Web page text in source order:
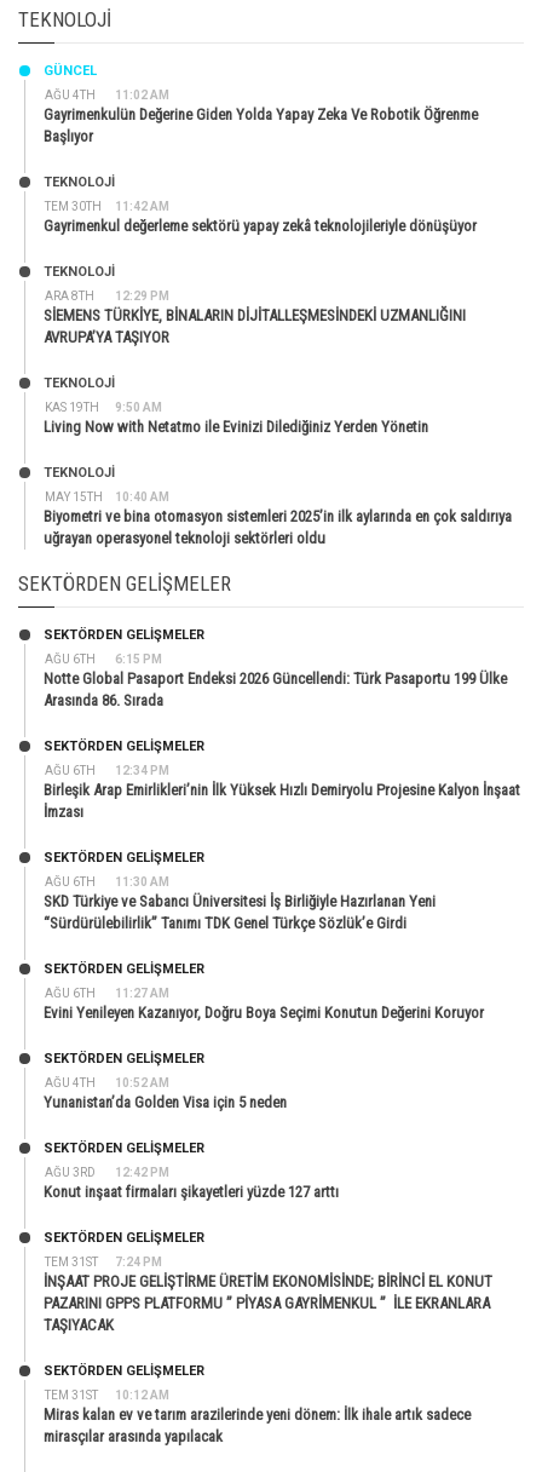
TEKNOLOJI
AĞU 4TH 11:02 AM
GÜNCEL
Gayrimenkulün Değerine Giden Yolda Yapay Zeka Ve Robotik Öğrenme
Başlıyor
TEM 30TH 11:42 AM
TEKNOLOJİ
Gayrimenkul değerleme sektörü yapay zekâ teknolojileriyle dönüşüyor
ARA 8TH 12:29 PM
TEKNOLOJİ
SİEMENS TÜRKİYE, BİNALARIN DİJİTALLEŞMESİNDEKİ UZMANLIĞINI
AVRUPA’YA TAŞIYOR
KAS 19TH 9:50 AM
TEKNOLOJİ
Living Now with Netatmo ile Evinizi Dilediğiniz Yerden Yönetin
MAY 15TH 10:40 AM
TEKNOLOJİ
Biyometri ve bina otomasyon sistemleri 2025’in ilk aylarında en çok saldırıya
uğrayan operasyonel teknoloji sektörleri oldu
SEKTÖRDEN GELIŞMELER
AĞU 6TH 6:15 PM
SEKTÖRDEN GELIŞMELER
Notte Global Pasaport Endeksi 2026 Güncellendi: Türk Pasaportu 199 Ülke
Arasında 86. Sırada
AĞU 6TH 12:34 PM
SEKTÖRDEN GELIŞMELER
Birleşik Arap Emirlikleri’nin İlk Yüksek Hızlı Demiryolu Projesine Kalyon İnşaat
İmzası
AĞU 6TH 11:30 AM
SEKTÖRDEN GELIŞMELER
SKD Türkiye ve Sabancı Üniversitesi İş Birliğiyle Hazırlanan Yeni
“Sürdürülebilirlik” Tanımı TDK Genel Türkçe Sözlük’e Girdi
AĞU 6TH 11:27 AM
SEKTÖRDEN GELIŞMELER
Evini Yenileyen Kazanıyor, Doğru Boya Seçimi Konutun Değerini Koruyor
AĞU 4TH 10:52 AM
SEKTÖRDEN GELIŞMELER
Yunanistan’da Golden Visa için 5 neden
AĞU 3RD 12:42 PM
SEKTÖRDEN GELIŞMELER
Konut inşaat firmaları şikayetleri yüzde 127 arttı
TEM 31ST 7:24 PM
SEKTÖRDEN GELIŞMELER
İNŞAAT PROJE GELİŞTİRME ÜRETİM EKONOMİSİNDE; BİRİNCİ EL KONUT
PAZARINI GPPS PLATFORMU ” PİYASA GAYRİMENKUL ” İLE EKRANLARA
TAŞIYACAK
TEM 31ST 10:12 AM
SEKTÖRDEN GELIŞMELER
Miras kalan ev ve tarım arazilerinde yeni dönem: İlk ihale artık sadece
mirasçılar arasında yapılacak